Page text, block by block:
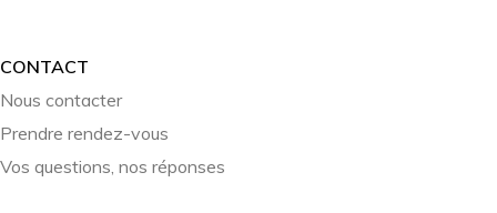
CONTACT
Nous contacter
Prendre rendez-vous
Vos questions, nos réponses